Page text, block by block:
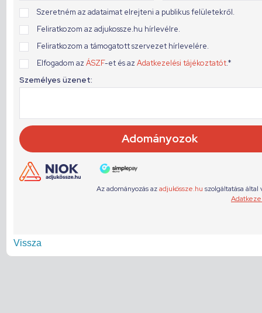
Vissza